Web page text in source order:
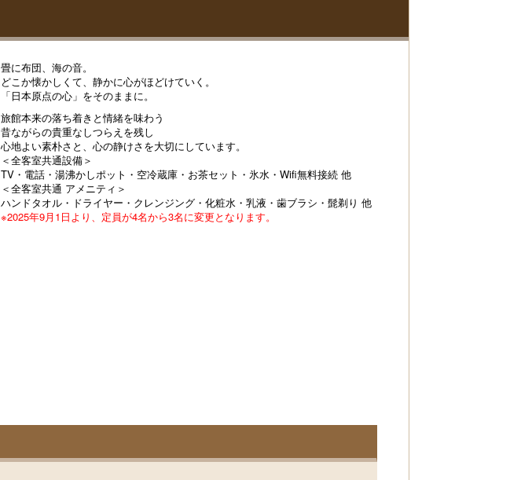
畳に布団、海の音。
どこか懐かしくて、静かに心がほどけていく。
「日本原点の心」をそのままに。
旅館本来の落ち着きと情緒を味わう
昔ながらの貴重なしつらえを残し
心地よい素朴さと、心の静けさを大切にしています。
＜全客室共通設備＞
TV・電話・湯沸かしポット・空冷蔵庫・お茶セット・氷水・Wifi無料接続 他
＜全客室共通 アメニティ＞
ハンドタオル・ドライヤー・クレンジング・化粧水・乳液・歯ブラシ・髭剃り 他
※2025年9月1日より、定員が4名から3名に変更となります。